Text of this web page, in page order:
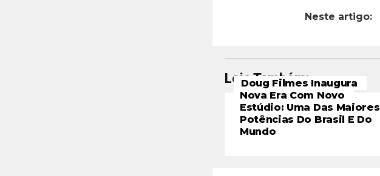
Neste artigo:
Leia Também:
Doug Filmes Inaugura
Nova Era Com Novo
Estúdio: Uma Das Maiores
Potências Do Brasil E Do
Mundo